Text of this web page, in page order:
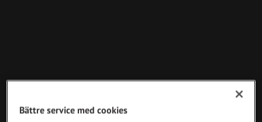
Bättre service med cookies